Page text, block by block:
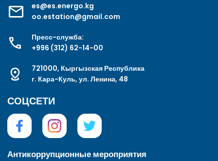
es@es.energo.kg
oo.estation@gmail.com
Пресс-служба:
+996 (312) 62-14-00
721000, Кыргызская Республика
г. Кара-Куль, ул. Ленина, 48
СОЦСЕТИ
Антикоррупционные мероприятия